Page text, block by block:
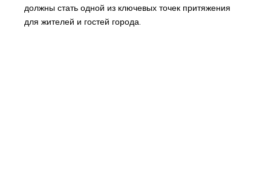
должны стать одной из ключевых точек притяжения
для жителей и гостей города.